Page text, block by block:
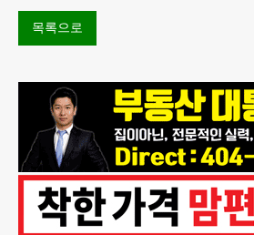
목록으로